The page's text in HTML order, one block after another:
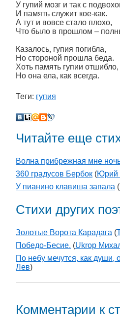
У гупий мозг и так с
И память служит кое-как.
А тут и вовсе стало плохо,
Что было в прошлом –
Казалось, гупия погибла,
Но стороной прошла беда.
Хоть память гупии отшибло,
Но она ела, как всегда.
Теги: гупия
Читайте еще
Волна прибрежная мне
360 градусов Бербок (Юрий
У пианино клавиша запала (
Стихи других
Золотые Ворота Карадага (
Победо-Бесие. (Ukrop
По небу мечутся, как души,
Лев)
Комментарии к